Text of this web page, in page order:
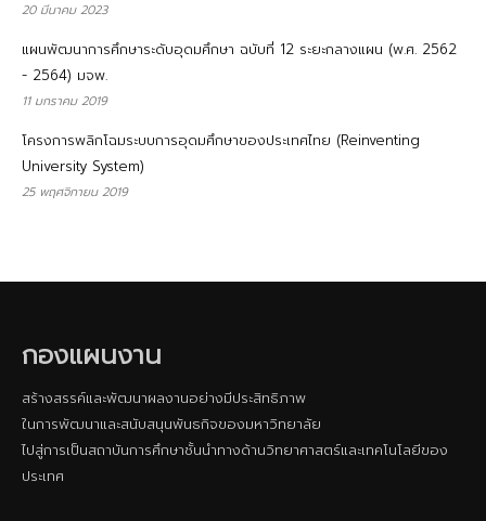
20 มีนาคม 2023
แผนพัฒนาการศึกษาระดับอุดมศึกษา ฉบับที่ 12 ระยะกลางแผน (พ.ศ. 2562
- 2564) มจพ.
11 มกราคม 2019
โครงการพลิกโฉมระบบการอุดมศึกษาของประเทศไทย (Reinventing
University System)
25 พฤศจิกายน 2019
กองแผนงาน
สร้างสรรค์และพัฒนาผลงานอย่างมีประสิทธิภาพ
ในการพัฒนาและสนับสนุนพันธกิจของมหาวิทยาลัย
ไปสู่การเป็นสถาบันการศึกษาชั้นนําทางด้านวิทยาศาสตร์และเทคโนโลยีของ
ประเทศ